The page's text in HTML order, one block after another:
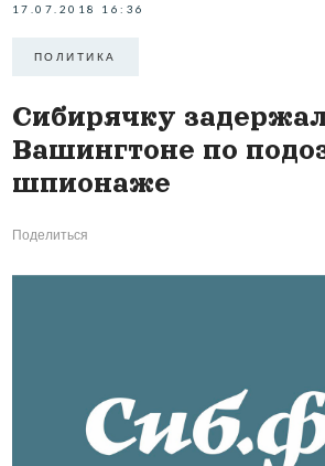
17.07.2018 16:36
ПОЛИТИКА
Сибирячку
Вашингтоне по
шпионаже
Поделиться